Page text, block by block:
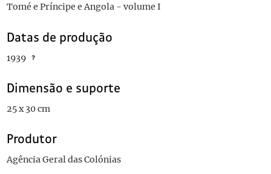
Tomé e Príncipe e Angola - volume I
Datas de produção
1939
Dimensão e suporte
25 x 30 cm
Produtor
Agência Geral das Colónias